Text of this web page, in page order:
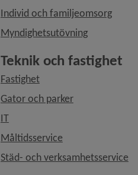
Individ och familjeomsorg
Myndighetsutövning
Teknik och fastighet
Fastighet
Gator och parker
IT
Måltidsservice
Städ- och verksamhetsservice